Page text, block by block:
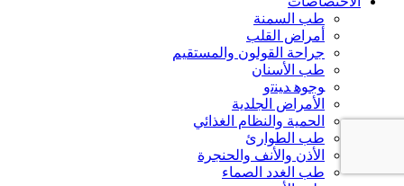
طب السمنة
أمراض القلب
جراحة القولون والمستقيم
طب الأسنان
ﻮﺟﻮﻫ ﺪﻴﻨﺗﻭ
الأمراض الجلدية
الحمية والنظام الغذائي
طب الطوارئ
الأذن والأنف والحنجرة
طب الغدد الصماء